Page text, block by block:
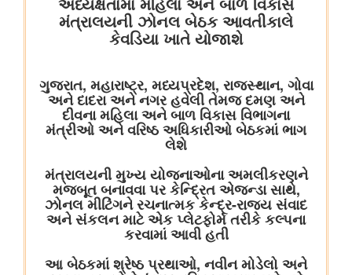
विषय- किसान उत्पादक संगठनों (एफपीओ) का गठन
विषय: राष्ट्रीय खाद्य तेल मिशन तिलहन (एनएमईओ-तिलहन) का क्रियान्वयन
विषय: राष्ट्रीय मधुमक्खी पालन और शहद मिशन (एनबीएचएम) का
क्रियान्वयन
वाणिज्‍य एवं उद्योग मंत्रालय
नई दिल्ली में आधुनिकीकरण और औद्योगिक सहयोग पर भारत-रूस कार्य समूह
के 12वें सत्र का आयोजन
जेम ने सार्वजनिक खरीद में बदलाव लाने का एक दशक पूरा किया, कुल जीएमवी
20 लाख करोड़ रुपये से ज्यादा हुआ
उपभोक्‍ता कार्य, खाद्य एवं सार्वजनिक वितरण मंत्रालय